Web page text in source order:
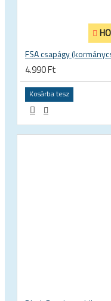
4.990 Ft
Kosárba tesz